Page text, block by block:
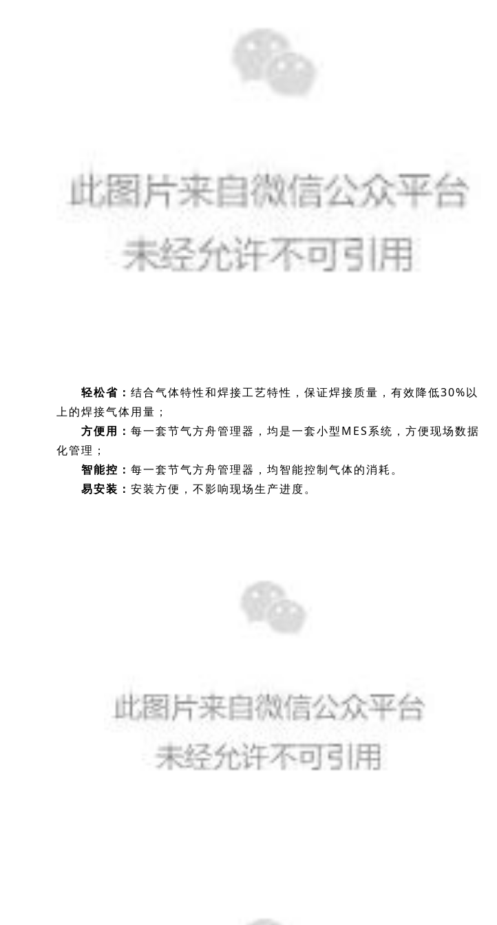
轻松省：结合气体特性和焊接工艺特性，保证焊接质量，有效降低30%以
上的焊接气体用量；
方便用：每一套节气方舟管理器，均是一套小型MES系统 ，方便现场数据
化管理；
智能控：每一套节气方舟管理器，均智能控制气体的消耗。
易安装：安装方便，不影响现场生产进度。